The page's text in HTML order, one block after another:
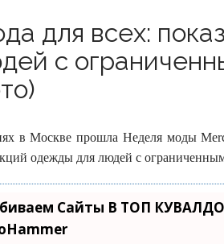
для всех:
с
в Москве прошла Неделя моды
одежды для людей с
Сайты В ТОП